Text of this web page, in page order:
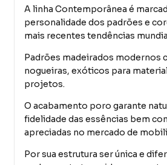
A linha Contemporânea é
personalidade dos padrões e
mais recentes tendências
Padrões madeirados modernos
nogueiras, exóticos para
projetos.
O acabamento poro garante
fidelidade das essências bem
apreciadas no mercado de
Por sua estrutura ser única e